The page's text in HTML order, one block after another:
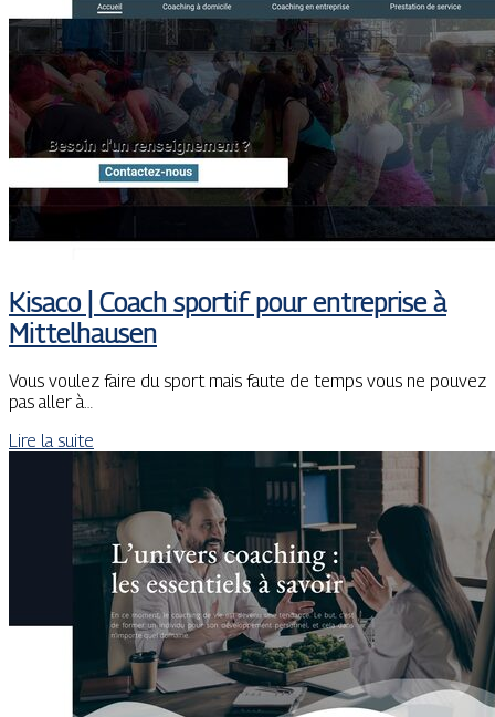
Kisaco | Coach sportif pour entreprise à
Mit­tel­hau­sen
Vous voulez faire du sport mais faute de temps vous ne pouvez
pas aller à…
Lire la suite